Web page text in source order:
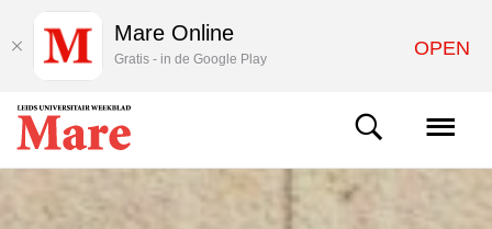
Mare Online
Gratis - in de Google Play OPEN